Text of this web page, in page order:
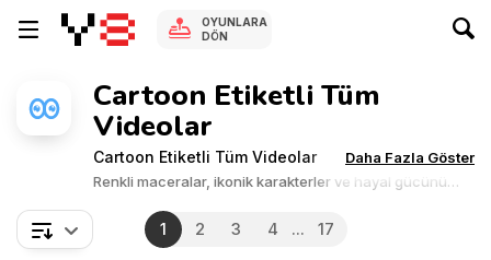
OYUNLARA
DÖN
Cartoon Etiketli Tüm
Videolar
Cartoon Etiketli Tüm Videolar
Renkli maceralar, ikonik karakterler ve hayal gücünü
eğlence ve kahkahaya doy.
Daha Fazla Göster
1 2 3 4 ... 17